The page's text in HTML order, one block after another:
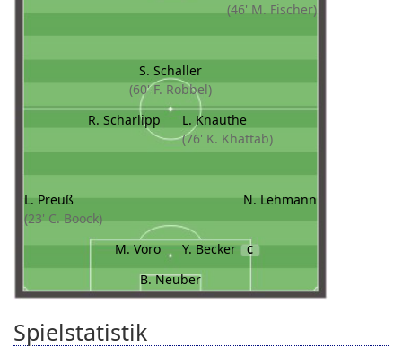
(46' M. Fischer)
S. Schaller
(60' F. Robbel)
R. Scharlipp
L. Knauthe
(76' K. Khattab)
L. Preuß
(23' C. Boock)
N. Lehmann
M. Voro Y. Becker C
B. Neuber
Spielstatistik